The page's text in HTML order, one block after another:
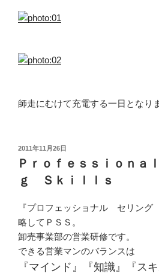
師走にむけて充電する一日となり
投
稿
日:
2011年11月26日
Ｐｒｏｆｅｓｓｉｏｎａ
ｇ Ｓｋｉｌｌｓ
『プロフェッショナル セリング
略してＰＳＳ。
卸売事業部の営業研修です。
できる営業マンのバランスは
『マインド』『知識』『スキ